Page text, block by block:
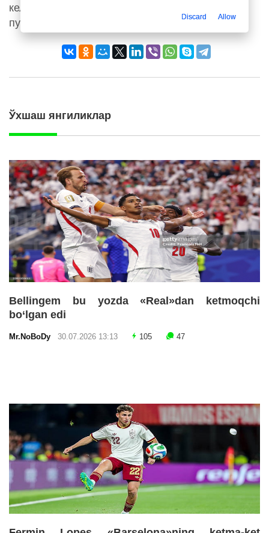
келмоқчи. Шунда улар каттагина миқдордаги
пулни тежаб қолган бўлади.
Ўхшаш янгиликлар
Bellingem bu yozda «Real»dan ketmoqchi
bo‘lgan edi
Mr.NoBoDy 30.07.2026 13:13 105 47
Discard Allow